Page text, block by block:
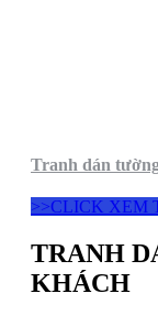
Tranh dán
>>CLICK XEM
TRANH
KHÁCH